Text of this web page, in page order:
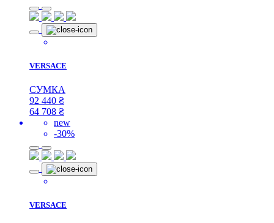
VERSACE
СУМКА
92 440 ₴
64 708 ₴
new
-30%
VERSACE